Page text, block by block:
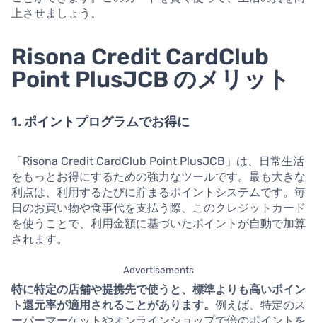
上させましょう。
Risona Credit CardClub
Point PlusJCB のメリット
1. ポイントプログラムでお得に
「Risona Credit CardClub Point PlusJCB」は、日常生活
をもっとお得にするための強力なツールです。最も大きな
利点は、利用するたびに貯まるポイントシステムです。毎
日のお買い物や食事代を支払う際、このクレジットカード
を使うことで、利用金額に基づいたポイントが自動で加算
されます。
Advertisements
特に特定の店舗や提携先で使うと、標準よりも高いポイン
ト還元率が適用されることがあります。 例えば、特定のス